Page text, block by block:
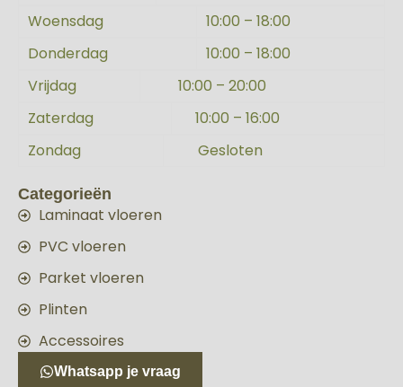
Woensdag
10:00 – 18:00
Donderdag
10:00 – 18:00
Vrijdag
10:00 – 20:00
Zaterdag
10:00 – 16:00
Zondag
Gesloten
Categorieën
Laminaat vloeren
PVC vloeren
Parket vloeren
Plinten
Accessoires
Whatsapp je vraag